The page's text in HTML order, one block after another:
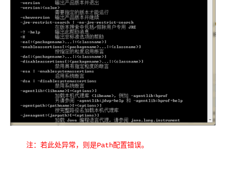
注：若此处异常，则是Path配置错误。